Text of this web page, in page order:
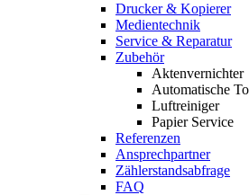
Drucker & Kopierer
Medientechnik
Service & Reparatur
Zubehör
Aktenvernichter
Automatische
Luftreiniger
Papier Service
Referenzen
Ansprechpartner
Zählerstandsabfrage
FAQ